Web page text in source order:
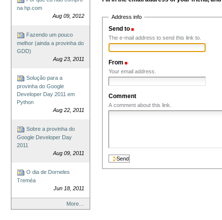
na hp.com
Aug 09, 2012
Fazendo um pouco
melhor (ainda a provinha do
GDD)
Aug 23, 2011
Solução para a
provinha do Google
Developer Day 2011 em
Python
Aug 22, 2011
Sobre a provinha do
Google Developer Day
2011
Aug 09, 2011
O dia de Dorneles
Treméa
Jun 18, 2011
More…
Address info
Send to
The e-mail address to send this link to.
From
Your email address.
Comment
A comment about this link.